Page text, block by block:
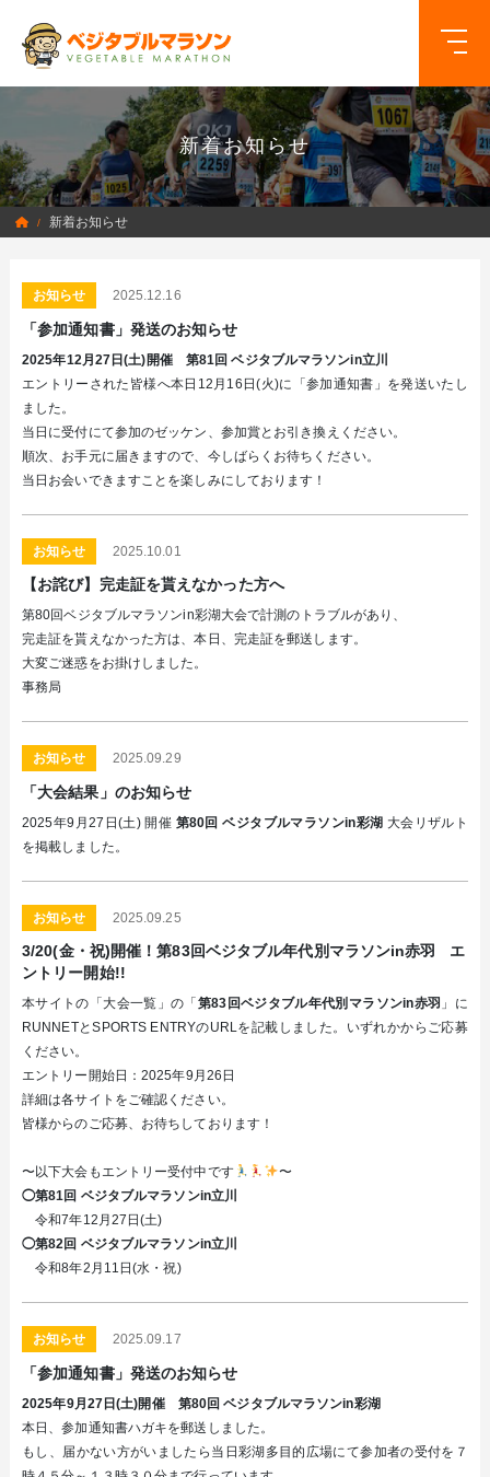
新着お知らせ
/ 新着お知らせ
お知らせ 2025.12.16
「参加通知書」発送のお知らせ
2025年12月27日(土)開催 第81回 ベジタブルマラソンin立川
エントリーされた皆様へ本日12月16日(火)に「参加通知書」を発送いたし
ました。
当日に受付にて参加のゼッケン、参加賞とお引き換えください。
順次、お手元に届きますので、今しばらくお待ちください。
当日お会いできますことを楽しみにしております！
お知らせ 2025.10.01
【お詫び】完走証を貰えなかった方へ
第80回ベジタブルマラソンin彩湖大会で計測のトラブルがあり、
完走証を貰えなかった方は、本日、完走証を郵送します。
大変ご迷惑をお掛けしました。
事務局
お知らせ 2025.09.29
「大会結果」のお知らせ
2025年9月27日(土) 開催 第80回 ベジタブルマラソンin彩湖 大会リザルト
を掲載しました。
お知らせ 2025.09.25
3/20(金・祝)開催！第83回ベジタブル年代別マラソンin赤羽 エ
ントリー開始!!
本サイトの「大会一覧」の「 第83回ベジタブル年代別マラソンin赤羽 」に
RUNNETとSPORTS ENTRYのURLを記載しました。いずれかからご応募
ください。
エントリー開始日：2025年9月26日
詳細は各サイトをご確認ください。
皆様からのご応募、お待ちしております！
〜以下大会もエントリー受付中です
〜
◯第81回 ベジタブルマラソンin立川
令和7年12月27日(土)
◯第82回 ベジタブルマラソンin立川
令和8年2月11日(水・祝)
お知らせ 2025.09.17
「参加通知書」発送のお知らせ
2025年9月27日(土)開催 第80回 ベジタブルマラソンin彩湖
本日、参加通知書ハガキを郵送しました。
もし、届かない方がいましたら当日彩湖多目的広場にて参加者の受付を７